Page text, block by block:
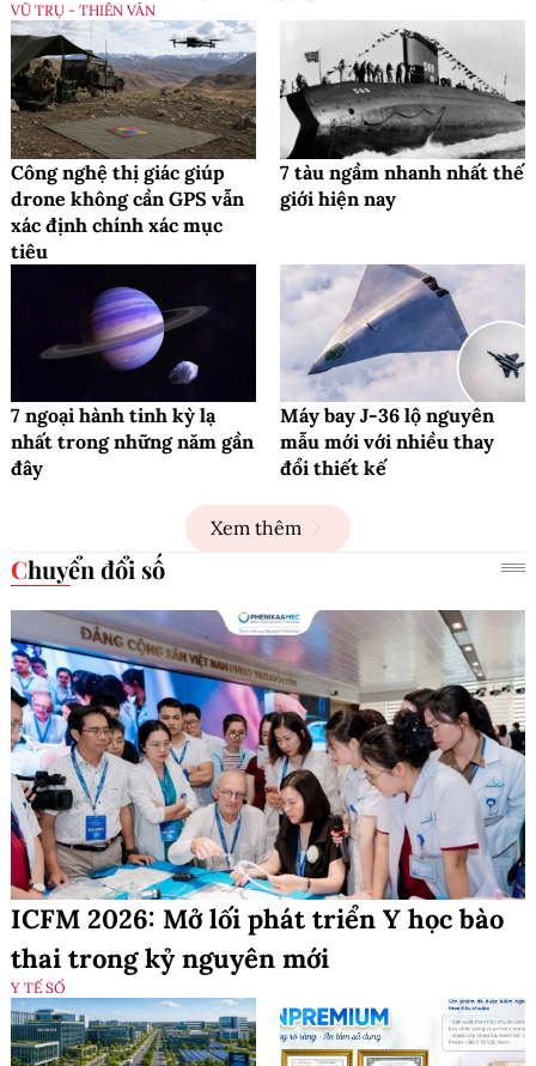
VŨ TRỤ - THIÊN VĂN
Công nghệ thị giác giúp
drone không cần GPS vẫn
xác định chính xác mục
tiêu
7 tàu ngầm nhanh nhất thế
giới hiện nay
7 ngoại hành tinh kỳ lạ
nhất trong những năm gần
đây
Máy bay J-36 lộ nguyên
mẫu mới với nhiều thay
đổi thiết kế
Xem thêm
Chuyển đổi số
ICFM 2026: Mở lối phát triển Y học bào
thai trong kỷ nguyên mới
Y TẾ SỐ